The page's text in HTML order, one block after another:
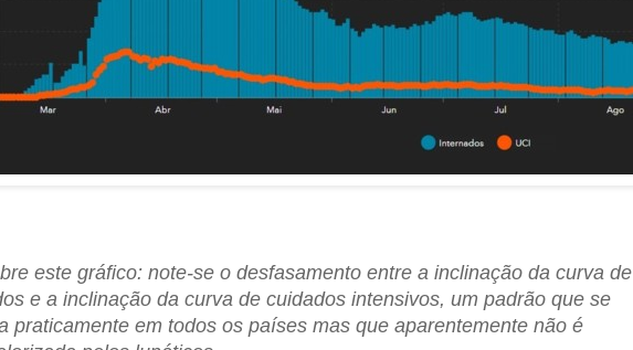
este gráfico: note-se o desfasamento entre a inclinação da curva de
e a inclinação da curva de cuidados intensivos, um padrão que se
praticamente em todos os países mas que aparentemente não é